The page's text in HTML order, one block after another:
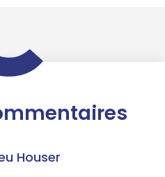
Houser